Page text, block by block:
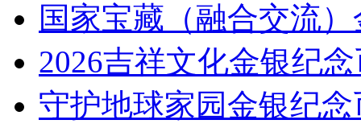
国家宝藏（融合交流
2026吉祥文化金银纪
守护地球家园金银纪